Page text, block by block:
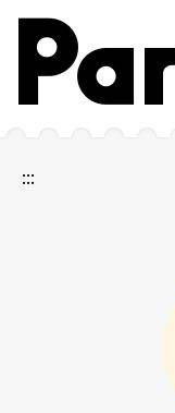
跳到主要内容区块
网站导览
:::